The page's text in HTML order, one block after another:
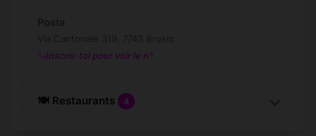
Inscris-toi pour voir le n°
🍽️ Restaurants 4